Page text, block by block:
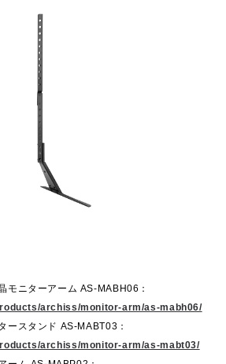
モニターアーム AS-MABH06：
archiss/monitor-arm/as-mabh06/
ースタンド AS-MABT03：
archiss/monitor-arm/as-mabt03/